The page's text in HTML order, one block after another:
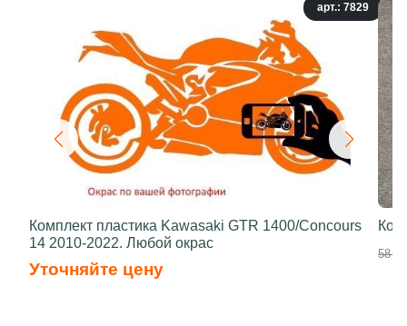
арт.: 7829
Комплект пластика Kawasaki GTR 1400/Concours
14 2010-2022. Любой окрас
Уточняйте цену
58